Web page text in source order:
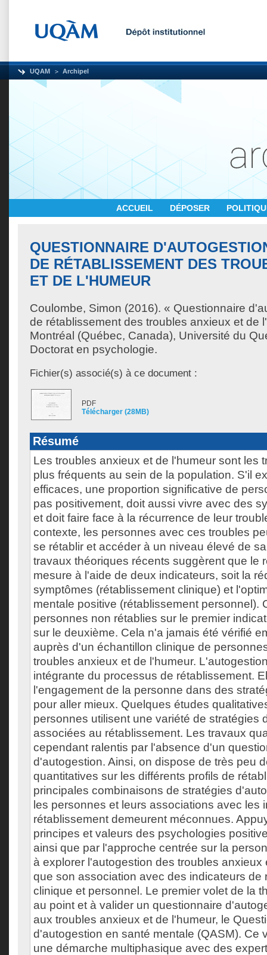
UQAM Archipel
ACCUEIL DÉPOSER
QUESTIONNAIRE
DE RÉTABLISSEMENT DES
ET DE L'HUMEUR
Coulombe, Simon (2016). « Questionnaire
de rétablissement des troubles anxieux et de
Montréal (Québec, Canada), Université du
Doctorat en psychologie.
Fichier(s) associé(s) à ce document :
PDF
Télécharger (28MB)
Résumé
Les troubles anxieux et de l'humeur sont les
plus fréquents au sein de la population. S'il
efficaces, une proportion significative de
pas positivement, doit aussi vivre avec des
et doit faire face à la récurrence de leur
contexte, les personnes avec ces troubles
se rétablir et accéder à un niveau élevé de
travaux théoriques récents suggèrent que le
mesure à l'aide de deux indicateurs, soit la
symptômes (rétablissement clinique) et
mentale positive (rétablissement personnel).
personnes non rétablies sur le premier
sur le deuxième. Cela n'a jamais été vérifié
auprès d'un échantillon clinique de
troubles anxieux et de l'humeur.
intégrante du processus de rétablissement.
l'engagement de la personne dans des
pour aller mieux. Quelques études
personnes utilisent une variété de stratégies
associées au rétablissement. Les travaux
cependant ralentis par l'absence d'un
d'autogestion. Ainsi, on dispose de très peu
quantitatives sur les différents profils de
principales combinaisons de stratégies
les personnes et leurs associations avec les
rétablissement demeurent méconnues.
principes et valeurs des psychologies
ainsi que par l'approche centrée sur la
à explorer l'autogestion des troubles anxieux
que son association avec des indicateurs de
clinique et personnel. Le premier volet de la
au point et à valider un questionnaire
aux troubles anxieux et de l'humeur, le
d'autogestion en santé mentale (QASM). Ce
une démarche multiphasique avec des